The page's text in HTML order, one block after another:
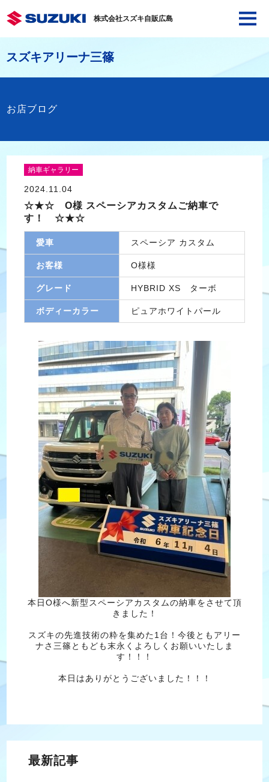
株式会社スズキ自販広島
スズキアリーナ三篠
お店ブログ
納車ギャラリー
2024.11.04
☆★☆ O様 スペーシアカスタムご納車で
す！ ☆★☆
愛車 スペーシア カスタム
お客様 O様様
グレード HYBRID XS ターボ
ボディーカラー ピュアホワイトパール
本日O様へ新型スペーシアカスタムの納車をさせて頂
きました！
スズキの先進技術の粋を集めた1台！今後ともアリー
ナさ三篠ともども末永くよろしくお願いいたしま
す！！！
本日はありがとうございました！！！
最新記事